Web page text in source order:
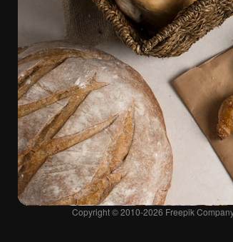
日本語
Copyright © 2010-2026 Freepik